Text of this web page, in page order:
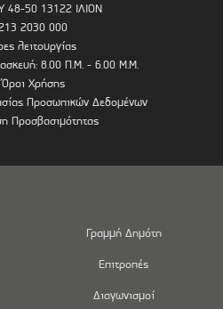
48-50 13122 ΙΛΙΟΝ
2030 000
λειτουργίας
8.00 Π.Μ. - 6.00 Μ.Μ.
Όροι Χρήσης
Προσωπικών Δεδομένων
Προσβασιμότητας
Γραμμή Δημότη
Επιτροπές
Διαγωνισμοί